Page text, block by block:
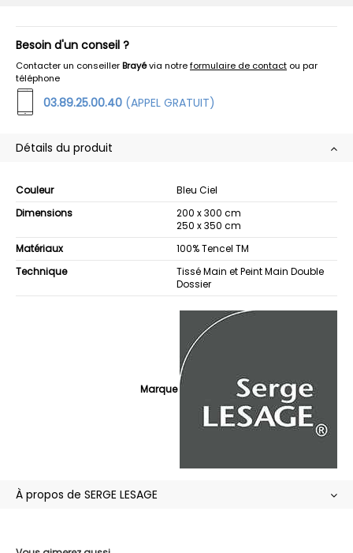
Besoin d'un conseil ?
Contacter un conseillerBrayévia notreformulaire de contact ou par
téléphone
03.89.25.00.40 (APPEL GRATUIT)
Détails du produit
Couleur
Bleu Ciel
Dimensions
200 x 300 cm
250 x 350 cm
Matériaux
100% Tencel TM
Technique
Tissé Main et Peint Main Double
Dossier
Marque
À propos de SERGE LESAGE